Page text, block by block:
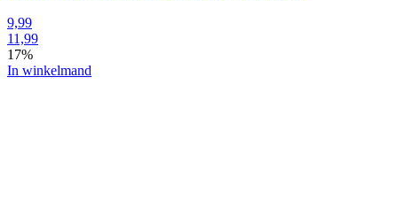
9,99
11,99
17%
In winkelmand